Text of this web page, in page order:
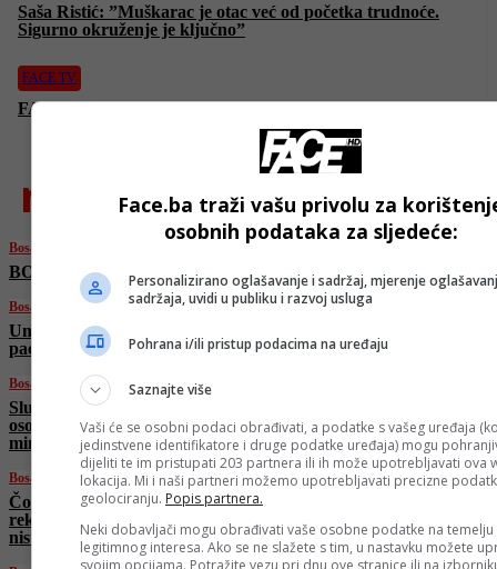
Saša Ristić: ”Muškarac je otac već od početka trudnoće.
Sigurno okruženje je ključno”
FACE TV
FACE anketa: Koliko je uloga oca značajna u odgoju djece?
najnovije
Bosanski vjestnik
BOSANSKI VJESTNIK – 20. 6. 2025.
Bosanski vjestnik
Umjetna inteligencija u medicini: Sigurnost
pacijenata i etički principi na prvom mjestu!
Bosanski vjestnik
Slučaj Viaduct: SIPA saslušala više od pet
osoba, navodno saslušani i pojedinci iz Vijeća
ministara?
Bosanski vjestnik
Čović razvalio plan Trojke: Nema
rekonstrukcije Vijeća ministara! Vuković: Srbi
nisu zastupljeni!
Face.ba traži vašu privolu za
osobnih podataka za sljedeće:
Personalizirano oglašavanje i sadržaj, mjerenje
sadržaja, uvidi u publiku i razvoj usluga
Pohrana i/ili pristup podacima na uređaju
Saznajte više
Vaši će se osobni podaci obrađivati, a podatke s vašeg uređaja
jedinstvene identifikatore i druge podatke uređaja) mogu
dijeliti te im pristupati 203 partnera ili ih može upotrebljavati ova
lokacija. Mi i naši partneri možemo upotrebljavati precizne
geolociranju. Popis partnera.
Neki dobavljači mogu obrađivati vaše osobne podatke na temelju
legitimnog interesa. Ako se ne slažete s tim, u nastavku možete
svojim opcijama. Potražite vezu pri dnu ove stranice ili na